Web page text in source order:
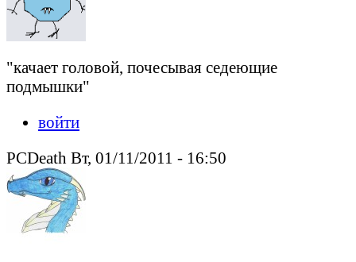
"качает головой, почесывая седеющие
подмышки"
войти
PCDeath Вт, 01/11/2011 - 16:50